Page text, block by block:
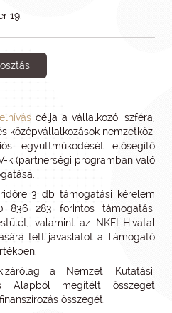
19.
célja a vállalkozói szféra,
középvállalkozások nemzetközi
együttműködését elősegítő
k (partnerségi programban való
3 db támogatási kérelem
836 283 forintos támogatási
valamint az NKFI Hivatal
tett javaslatot a Támogató
a Nemzeti Kutatási,
Alapból megítélt összeget
összegét.